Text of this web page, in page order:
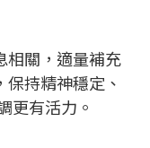
相關，適量補充
持精神穩定、
更有活力。